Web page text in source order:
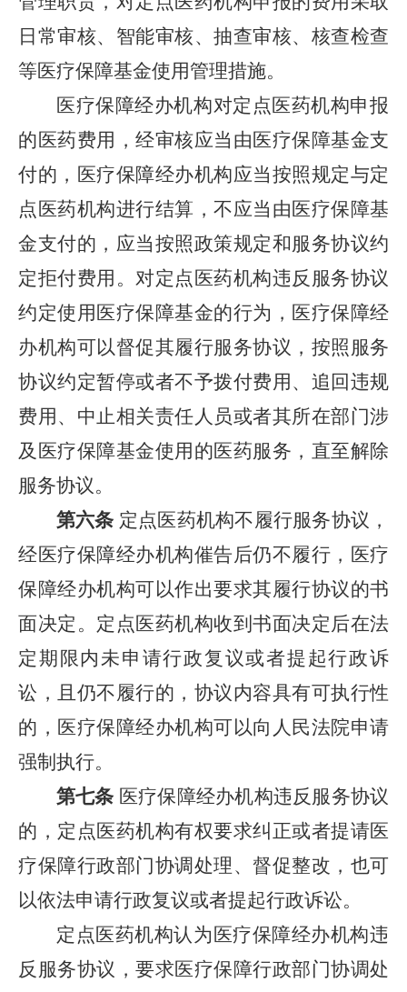
日常审核、智能审核、抽查审核、核查检查
等医疗保障基金使用管理措施。
医疗保障经办机构对定点医药机构申报
的医药费用，经审核应当由医疗保障基金支
付的，医疗保障经办机构应当按照规定与定
点医药机构进行结算，不应当由医疗保障基
金支付的，应当按照政策规定和服务协议约
定拒付费用。对定点医药机构违反服务协议
约定使用医疗保障基金的行为，医疗保障经
办机构可以督促其履行服务协议，按照服务
协议约定暂停或者不予拨付费用、追回违规
费用、中止相关责任人员或者其所在部门涉
及医疗保障基金使用的医药服务，直至解除
服务协议。
第六条 定点医药机构不履行服务协议，
经医疗保障经办机构催告后仍不履行，医疗
保障经办机构可以作出要求其履行协议的书
面决定。定点医药机构收到书面决定后在法
定期限内未申请行政复议或者提起行政诉
讼，且仍不履行的，协议内容具有可执行性
的，医疗保障经办机构可以向人民法院申请
强制执行。
第七条 医疗保障经办机构违反服务协议
的，定点医药机构有权要求纠正或者提请医
疗保障行政部门协调处理、督促整改，也可
以依法申请行政复议或者提起行政诉讼。
定点医药机构认为医疗保障经办机构违
反服务协议，要求医疗保障行政部门协调处